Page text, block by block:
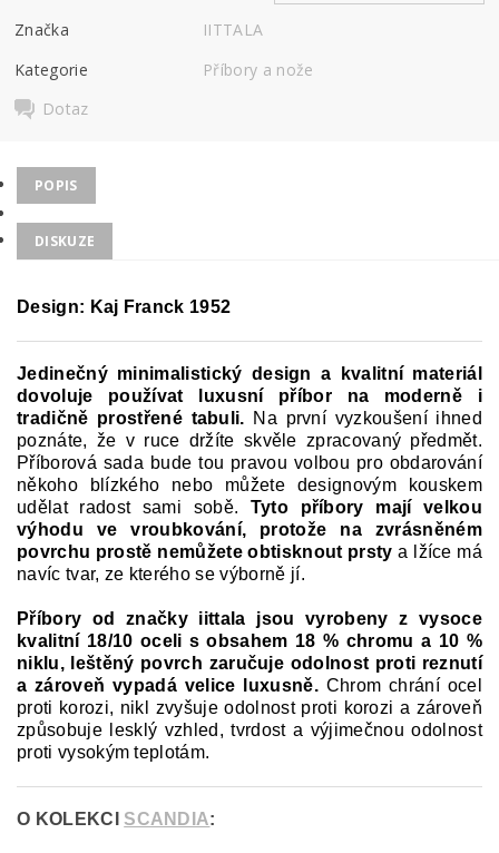
Značka
IITTALA
Kategorie
Příbory a nože
Dotaz
POPIS
DISKUZE
Design: Kaj Franck 1952
Jedinečný minimalistický design a kvalitní materiál
dovoluje používat luxusní příbor na moderně i
tradičně prostřené tabuli. Na první vyzkoušení ihned
poznáte, že v ruce držíte skvěle zpracovaný předmět.
Příborová sada bude tou pravou volbou pro obdarování
někoho blízkého nebo můžete designovým kouskem
udělat radost sami sobě. Tyto příbory mají velkou
výhodu ve vroubkování, protože na zvrásněném
povrchu prostě nemůžete obtisknout prsty a lžíce má
navíc tvar, ze kterého se výborně jí.
Příbory od značky iittala jsou vyrobeny z vysoce
kvalitní 18/10 oceli s obsahem 18 % chromu a 10 %
niklu, leštěný povrch zaručuje odolnost proti reznutí
a zároveň vypadá velice luxusně.Chrom chrání ocel
proti korozi, nikl zvyšuje odolnost proti korozi a zároveň
způsobuje lesklý vzhled, tvrdost a výjimečnou odolnost
proti vysokým teplotám.
O KOLEKCI SCANDIA: